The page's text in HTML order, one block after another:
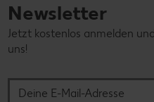
Newsletter
Jetzt kostenlos anmelden
uns!